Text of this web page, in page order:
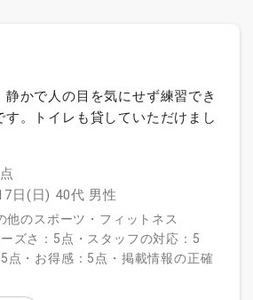
静かで人の目を気にせず練習でき
す。トイレも貸していただけまし
日(日) 40代 男性
他のスポーツ・フィットネス
ズさ：5点・スタッフの対応：5
点・お得感：5点・掲載情報の正確